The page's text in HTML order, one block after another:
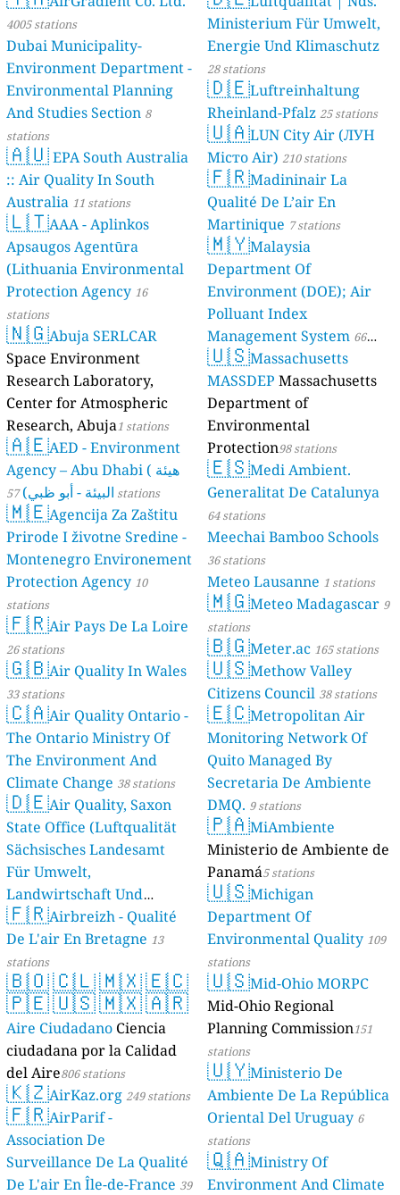
4005 stations
Dubai Municipality-
Environment Department -
Environmental Planning
And Studies Section 8
stations
🇦🇺EPA South Australia
:: Air Quality In South
Australia 11 stations
🇱🇹AAA - Aplinkos
Apsaugos Agentūra
(Lithuania Environmental
Protection Agency 16
stations
🇳🇬Abuja SERLCAR
Space Environment
Research Laboratory,
Center for Atmospheric
Research, Abuja1 stations
🇦🇪AED - Environment
Agency – Abu Dhabi ( هيئة
البيئة - أبو ظبي) 57 stations
🇲🇪Agencija Za Zaštitu
Prirode I životne Sredine -
Montenegro Environement
Protection Agency 10
stations
🇫🇷Air Pays De La Loire
26 stations
🇬🇧Air Quality In Wales
33 stations
🇨🇦Air Quality Ontario -
The Ontario Ministry Of
The Environment And
Climate Change 38 stations
🇩🇪Air Quality, Saxon
State Office (Luftqualität
Sächsisches Landesamt
Für Umwelt,
Landwirtschaft Und
Geologie) 50 stations
🇫🇷Airbreizh - Qualité
De L'air En Bretagne 13
stations
🇧🇴🇨🇱🇲🇽🇪🇨
🇵🇪🇺🇸🇲🇽🇦🇷
Aire Ciudadano Ciencia
ciudadana por la Calidad
del Aire806 stations
🇰🇿AirKaz.org 249 stations
🇫🇷AirParif -
Association De
Surveillance De La Qualité
De L'air En Île-de-France 39
Ministerium Für Umwelt,
Energie Und Klimaschutz
28 stations
🇩🇪Luftreinhaltung
Rheinland-Pfalz 25 stations
🇺🇦LUN City Air (ЛУН
Місто Air) 210 stations
🇫🇷Madininair La
Qualité De L’air En
Martinique 7 stations
🇲🇾Malaysia
Department Of
Environment (DOE); Air
Polluant Index
Management System 66
stations
🇺🇸Massachusetts
MASSDEP Massachusetts
Department of
Environmental
Protection98 stations
🇪🇸Medi Ambient.
Generalitat De Catalunya
64 stations
Meechai Bamboo Schools
36 stations
Meteo Lausanne 1 stations
🇲🇬Meteo Madagascar 9
stations
🇧🇬Meter.ac 165 stations
🇺🇸Methow Valley
Citizens Council 38 stations
🇪🇨Metropolitan Air
Monitoring Network Of
Quito Managed By
Secretaria De Ambiente
DMQ. 9 stations
🇵🇦MiAmbiente
Ministerio de Ambiente de
Panamá5 stations
🇺🇸Michigan
Department Of
Environmental Quality 109
stations
🇺🇸Mid-Ohio MORPC
Mid-Ohio Regional
Planning Commission151
stations
🇺🇾Ministerio De
Ambiente De La República
Oriental Del Uruguay 6
stations
🇶🇦Ministry Of
Environment And Climate